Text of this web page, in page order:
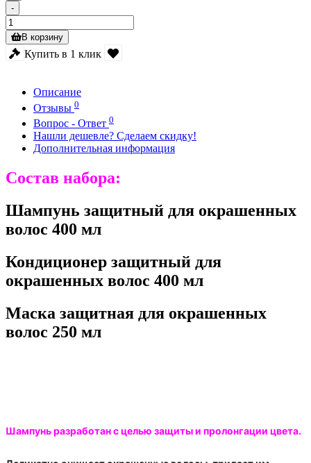
-
В корзину
Купить в 1 клик
Описание
Отзывы 0
Вопрос - Ответ 0
Нашли дешевле? Сделаем скидку!
Дополнительная информация
Состав набора:
Шампунь защитный для окрашенных
волос 400 мл
Кондиционер защитный для
окрашенных волос 400 мл
Маска защитная для окрашенных
волос 250 мл
Шампунь разработан с целью защиты и пролонгации цвета.